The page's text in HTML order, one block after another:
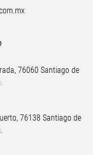
76060 Santiago de
76138 Santiago de